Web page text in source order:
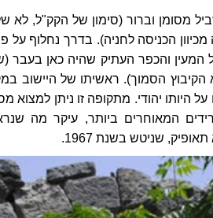
מסומן וברור (סימון של הקק"ל, לא
הכניסה לחניה). בדרך נחלוף על
המעין והכפר העתיק שהיה כאן בעבר
הקיבוץ הסמוך). ראשיתו של היישוב
היותו יהודי. מתקופה זו ניתן למצוא
המאוחרים ביותר, עיקר מה
שניטש בשנת 1967.